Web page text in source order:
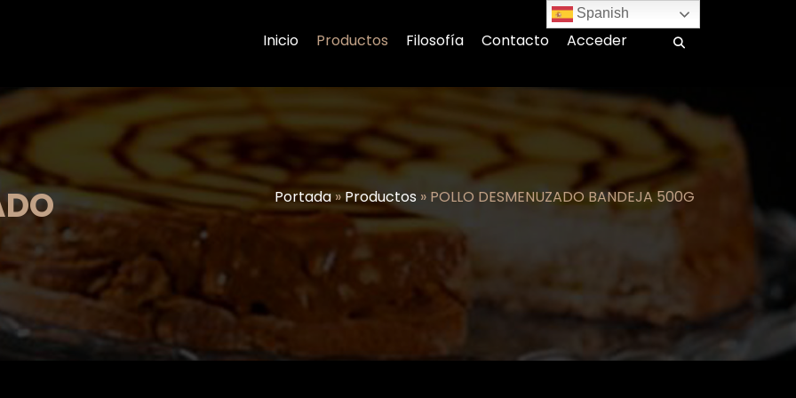
Inicio Productos Filosofía Contacto Acceder
Portada» Productos » POLLO DESMENUZADO BANDEJA 500G
Spanish